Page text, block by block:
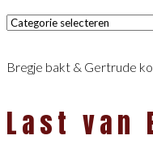
Categorieën
Bregje bakt & Gertrude
Last van